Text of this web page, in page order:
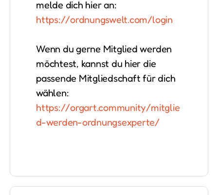
melde dich hier an:
https://ordnungswelt.com/login
Wenn du gerne Mitglied werden
möchtest, kannst du hier die
passende Mitgliedschaft für dich
wählen:
https://orgart.community/mitglie
d-werden-ordnungsexperte/